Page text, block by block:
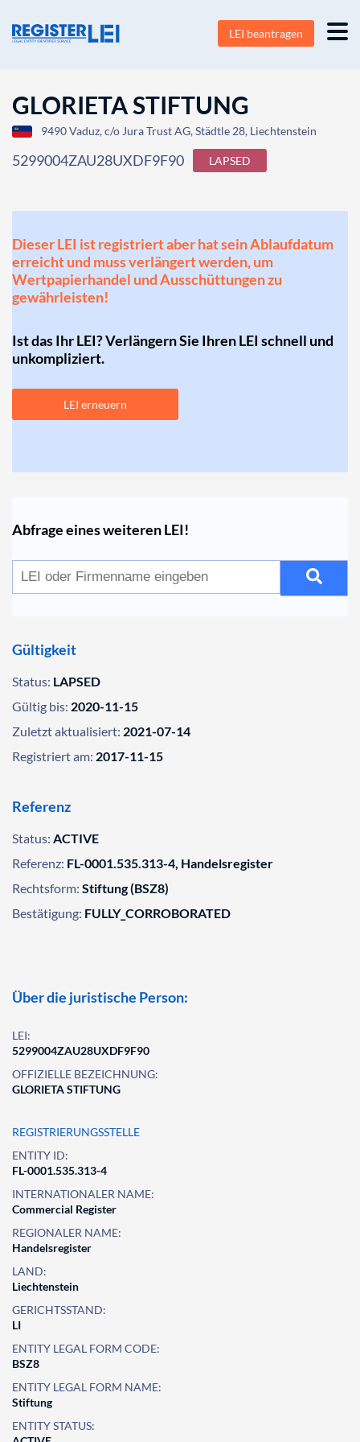
LEI beantragen
GLORIETA STIFTUNG
9490 Vaduz, c/o Jura Trust AG, Städtle 28, Liechtenstein
5299004ZAU28UXDF9F90 LAPSED
Dieser LEI ist registriert aber hat sein Ablaufdatum
erreicht und muss verlängert werden, um
Wertpapierhandel und Ausschüttungen zu
gewährleisten!
Ist das Ihr LEI? Verlängern Sie Ihren LEI schnell und
unkompliziert.
LEI erneuern
Abfrage eines weiteren LEI!
Gültigkeit
Status: LAPSED
Gültig bis: 2020-11-15
Zuletzt aktualisiert: 2021-07-14
Registriert am: 2017-11-15
Referenz
Status: ACTIVE
Referenz: FL-0001.535.313-4, Handelsregister
Rechtsform: Stiftung (BSZ8)
Bestätigung: FULLY_CORROBORATED
Über die juristische Person:
LEI:
5299004ZAU28UXDF9F90
OFFIZIELLE BEZEICHNUNG:
GLORIETA STIFTUNG
REGISTRIERUNGSSTELLE
ENTITY ID:
FL-0001.535.313-4
INTERNATIONALER NAME:
Commercial Register
REGIONALER NAME:
Handelsregister
LAND:
Liechtenstein
GERICHTSSTAND:
LI
ENTITY LEGAL FORM CODE:
BSZ8
ENTITY LEGAL FORM NAME:
Stiftung
ENTITY STATUS: